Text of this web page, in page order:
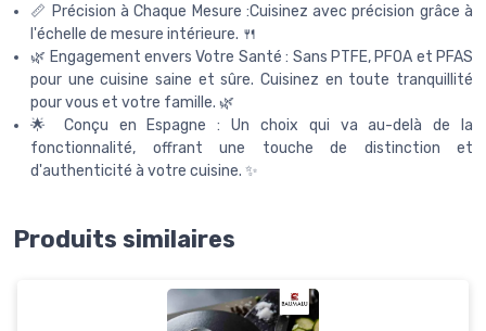
📏 Précision à Chaque Mesure :Cuisinez avec précision grâce à
l'échelle de mesure intérieure. 🍴
🌿 Engagement envers Votre Santé : Sans PTFE, PFOA et PFAS
pour une cuisine saine et sûre. Cuisinez en toute tranquillité
pour vous et votre famille. 🌿
🌟 Conçu en Espagne : Un choix qui va au-delà de la
fonctionnalité, offrant une touche de distinction et
d'authenticité à votre cuisine. ✨
Produits similaires